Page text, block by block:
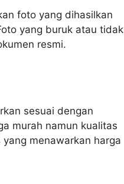
foto yang dihasilkan
yang buruk atau tidak
resmi.
sesuai dengan
murah namun kualitas
menawarkan harga